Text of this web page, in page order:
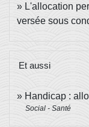
L'allocation
versée sous
Et aussi
Handicap :
Social - Santé